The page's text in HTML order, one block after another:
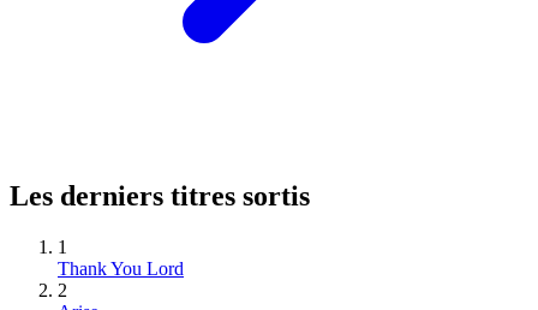
Les derniers titres sortis
1
Thank You Lord
2